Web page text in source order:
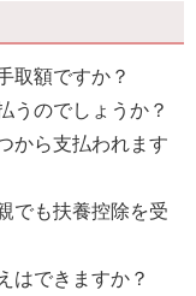
取額ですか？
うのでしょうか？
から支払われます
でも扶養控除を受
はできますか？